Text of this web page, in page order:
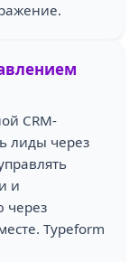
CRM-
лиды через
и
через
Typeform